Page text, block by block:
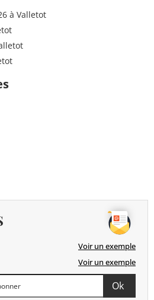
à Valletot
Voir un exemple
Voir un exemple